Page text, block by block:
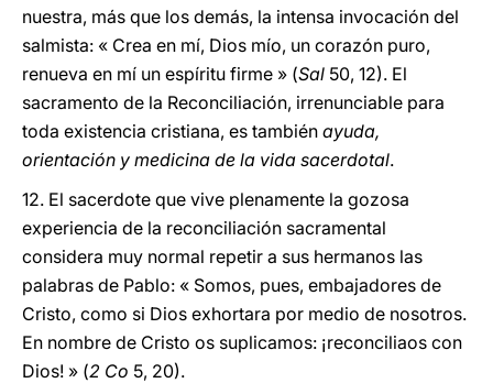
nuestra, más que los demás, la intensa invocación del
salmista: « Crea en mí, Dios mío, un corazón puro,
renueva en mí un espíritu firme » (Sal 50, 12). El
sacramento de la Reconciliación, irrenunciable para
toda existencia cristiana, es también ayuda,
orientación y medicina de la vida sacerdotal.
12. El sacerdote que vive plenamente la gozosa
experiencia de la reconciliación sacramental
considera muy normal repetir a sus hermanos las
palabras de Pablo: « Somos, pues, embajadores de
Cristo, como si Dios exhortara por medio de nosotros.
En nombre de Cristo os suplicamos: ¡reconciliaos con
Dios! » (2 Co 5, 20).